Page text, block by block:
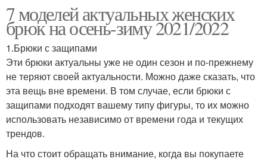
7 моделей актуальных женских
брюк на осень-зиму 2021/2022
1.Брюки с защипами
Эти брюки актуальны уже не один сезон и по-прежнему
не теряют своей актуальности. Можно даже сказать, что
эта вещь вне времени. В том случае, если брюки с
защипами подходят вашему типу фигуры, то их можно
использовать независимо от времени года и текущих
трендов.
На что стоит обращать внимание, когда вы покупаете